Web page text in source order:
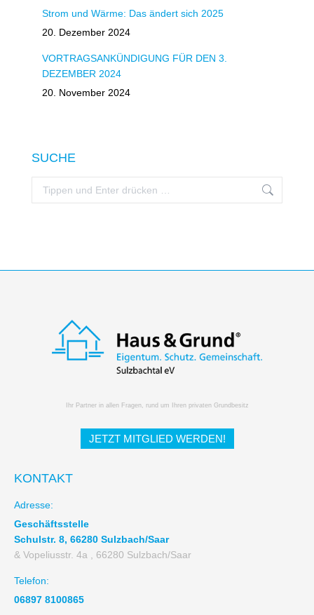
Strom und Wärme: Das ändert sich 2025
20. Dezember 2024
VORTRAGSANKÜNDIGUNG FÜR DEN 3.
DEZEMBER 2024
20. November 2024
SUCHE
Search:
Ihr Partner in allen Fragen, rund um Ihren privaten Grundbesitz
JETZT MITGLIED WERDEN!
KONTAKT
Adresse:
Geschäftsstelle
Schulstr. 8, 66280 Sulzbach/Saar
& Vopeliusstr. 4a , 66280 Sulzbach/Saar
Telefon:
06897 8100865